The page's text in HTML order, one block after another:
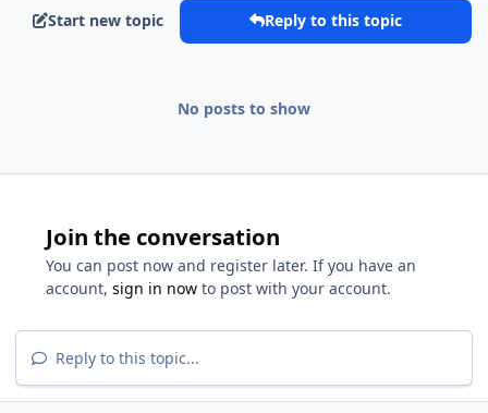
Start new topic Reply to this topic
No posts to show
Join the conversation
You can post now and register later. If you have an
account, sign in now to post with your account.
Reply to this topic...